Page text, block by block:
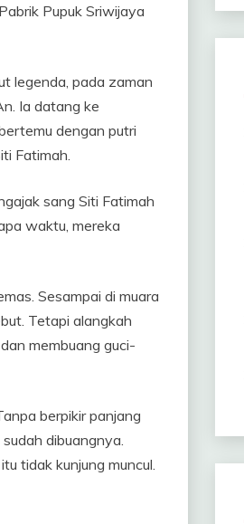
Pupuk Sriwijaya
legenda, pada zaman
Ia datang ke
dengan putri
Fatimah.
sang Siti Fatimah
waktu, mereka
Sesampai di muara
Tetapi alangkah
membuang guci-
berpikir panjang
dibuangnya.
tidak kunjung muncul.